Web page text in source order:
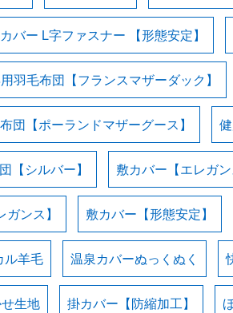
バー L字ファスナー 【形態安定】
羽毛布団【フランスマザーダック】
団【ポーランドマザーグース】
【シルバー】 敷カバー【エレガン
ンス】 敷カバー【形態安定】
ル羊毛 温泉カバーぬっくぬく
生地 掛カバー【防縮加工】